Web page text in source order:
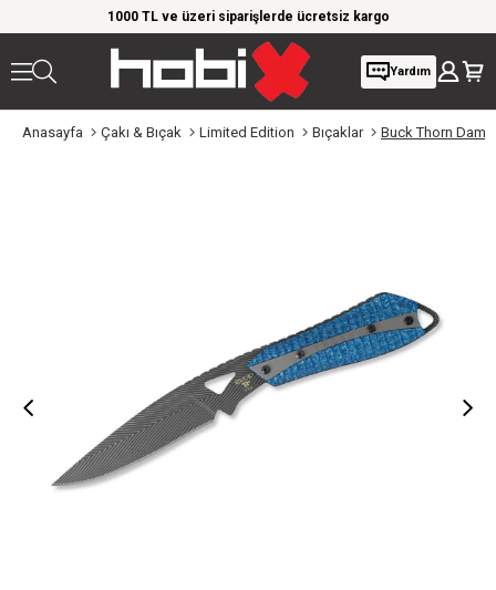
1000 TL ve üzeri siparişlerde ücretsiz kargo
Yardım
Anasayfa Çakı & Bıçak Limited Edition Bıçaklar Buck Thorn